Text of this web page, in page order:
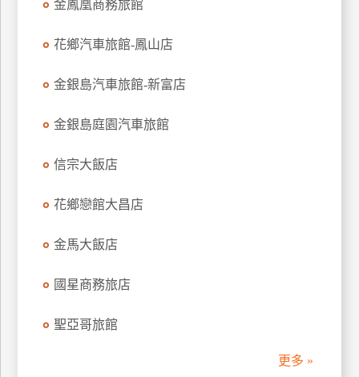
金鳳凰商務旅館
花鄉汽車旅館-鳳山店
金銀島汽車旅館-新富店
金銀島庭園汽車旅館
信宗大飯店
花鄉戀館大昌店
金馬大飯店
國星商務旅店
聖亞哥旅館
更多 »